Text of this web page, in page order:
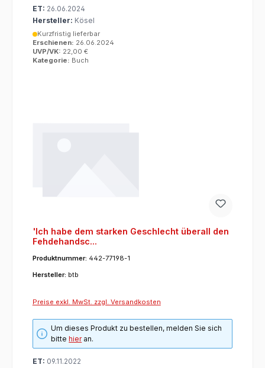
ET: 26.06.2024
Hersteller: Kösel
Kurzfristig lieferbar
Erschienen: 26.06.2024
UVP/VK: 22,00 €
Kategorie: Buch
'Ich habe dem starken Geschlecht überall den
Fehdehandsc...
Produktnummer: 442-77198-1
Hersteller: btb
Preise exkl. MwSt. zzgl. Versandkosten
Um dieses Produkt zu bestellen, melden Sie sich
bittehieran.
ET: 09.11.2022